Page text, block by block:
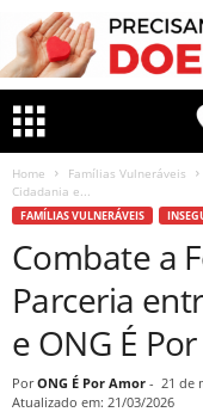
Home Famílias Vulneráveis
Cidadania e...
FAMÍLIAS VULNERÁVEIS
Combate a
Parceria
e ONG É
Por ONG É Por Amor - 21 de
Atualizado em: 21/03/2026